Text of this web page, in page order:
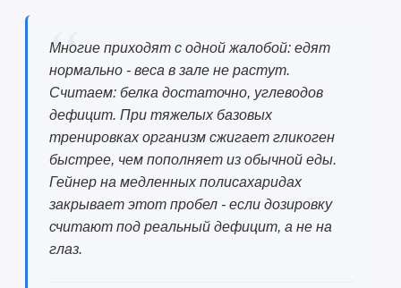
Многие приходят с одной жалобой: едят
нормально - веса в зале не растут.
Считаем: белка достаточно, углеводов
дефицит. При тяжелых базовых
тренировках организм сжигает гликоген
быстрее, чем пополняет из обычной еды.
Гейнер на медленных полисахаридах
закрывает этот пробел - если дозировку
считают под реальный дефицит, а не на
глаз.